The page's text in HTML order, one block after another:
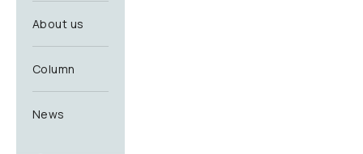
About us
Column
News